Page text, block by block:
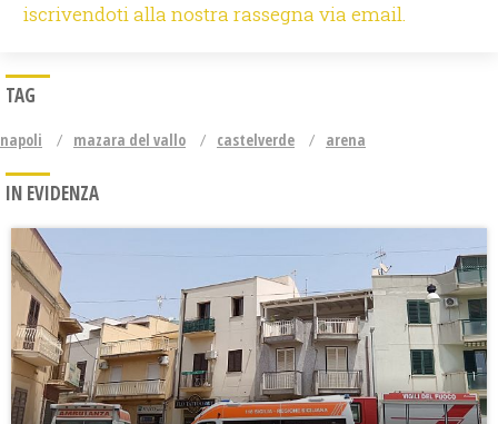
iscrivendoti alla nostra rassegna via email.
TAG
napoli mazara del vallo castelverde arena
IN EVIDENZA